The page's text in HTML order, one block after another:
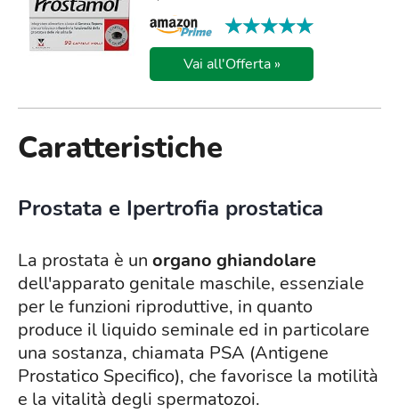
★★★★★
★★★★★
Vai all'Offerta »
Caratteristiche
Prostata e Ipertrofia prostatica
La prostata è un organo ghiandolare
dell'apparato genitale maschile, essenziale
per le funzioni riproduttive, in quanto
produce il liquido seminale ed in particolare
una sostanza, chiamata PSA (Antigene
Prostatico Specifico), che favorisce la motilità
e la vitalità degli spermatozoi.